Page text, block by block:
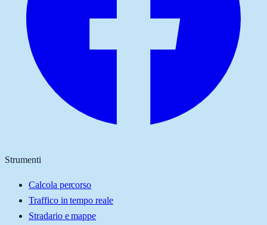
Strumenti
Calcola percorso
Traffico in tempo reale
Stradario e mappe